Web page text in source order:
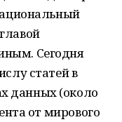
Сегодня
статей в
данных (около
от мирового